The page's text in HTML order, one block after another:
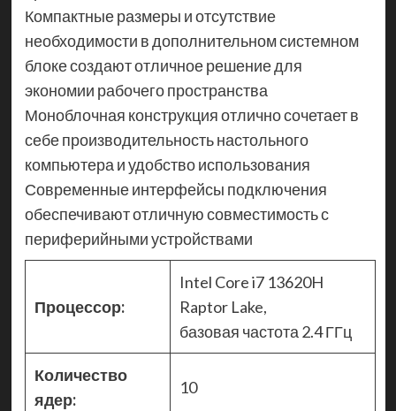
Компактные размеры и отсутствие
необходимости в дополнительном системном
блоке создают отличное решение для
экономии рабочего пространства
Моноблочная конструкция отлично сочетает в
себе производительность настольного
компьютера и удобство использования
Современные интерфейсы подключения
обеспечивают отличную совместимость с
периферийными устройствами
Процессор:
Intel Core i7 13620H
Raptor Lake,
базовая частота 2.4 ГГц
Количество
ядер:
10